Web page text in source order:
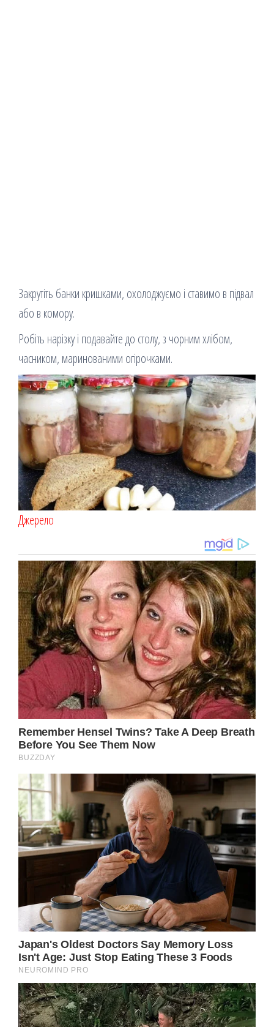
Закрутіть банки кришками, охолоджуємо і ставимо в підвал
або в комору.
Робіть нарізку і подавайте до столу, з чорним хлібом,
часником, маринованими огірочками.
Джерело